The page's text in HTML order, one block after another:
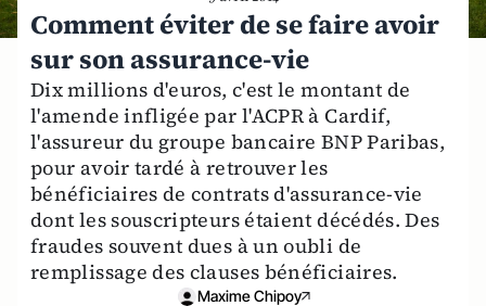
Comment éviter de se faire avoir
sur son assurance-vie
Dix millions d'euros, c'est le montant de
l'amende infligée par l'ACPR à Cardif,
l'assureur du groupe bancaire BNP Paribas,
pour avoir tardé à retrouver les
bénéficiaires de contrats d'assurance-vie
dont les souscripteurs étaient décédés. Des
fraudes souvent dues à un oubli de
remplissage des clauses bénéficiaires.
Maxime Chipoy